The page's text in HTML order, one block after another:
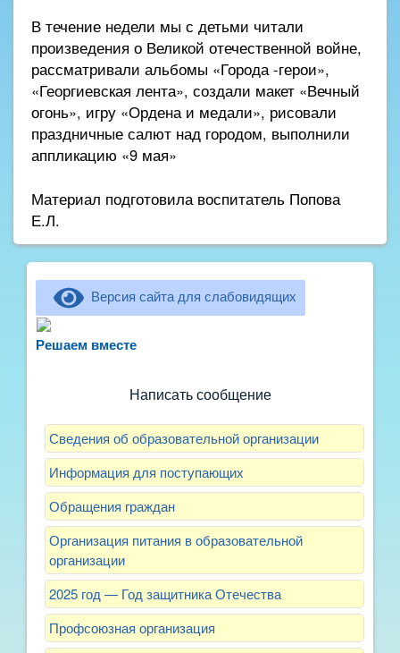
В течение недели мы с детьми читали
произведения о Великой отечественной войне,
рассматривали альбомы «Города -герои»,
«Георгиевская лента», создали макет «Вечный
огонь», игру «Ордена и медали», рисовали
праздничные салют над городом, выполнили
аппликацию «9 мая»
Материал подготовила воспитатель Попова
Е.Л.
Версия сайта для слабовидящих
Решаем вместерассказать о воспитателях? Знаете, как
Написать сообщение
Сведения об образовательной организации
Информация для поступающих
Обращения граждан
Организация питания в образовательной
организации
2025 год — Год защитника Отечества
Профсоюзная организация